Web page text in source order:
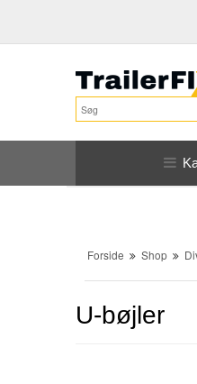
Forside Shop
U-bøjler